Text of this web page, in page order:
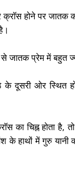
होने पर जातक
जातक प्रेम में बहुत
दूसरी ओर स्थित
का चिह्न होता है,
हाथों में गुरु यानी